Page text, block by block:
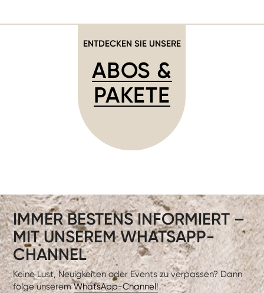
ENTDECKEN SIE UNSERE
ABOS &
PAKETE
IMMER BESTENS INFORMIERT –
MIT UNSEREM WHATSAPP-
CHANNEL
Keine Lust, Neuigkeiten oder Events zu verpassen? Dann
folge unseremWhatsApp-Channel!